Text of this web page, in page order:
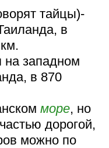
тайцы)-
в
на западном
в 870
море, но
дорогой,
можно по